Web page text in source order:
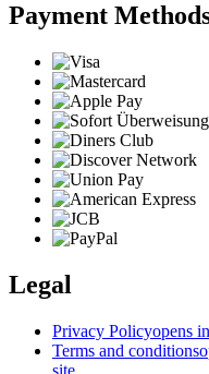
Payment
Legal
Privacy Policyopens
Terms and conditions
site